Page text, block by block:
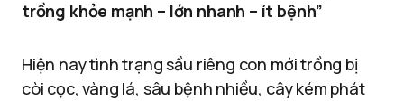
trồng khỏe mạnh – lớn nhanh – ít bệnh”
Hiện nay tình trạng sầu riêng con mới trồng bị
còi cọc, vàng lá, sâu bệnh nhiều, cây kém phát